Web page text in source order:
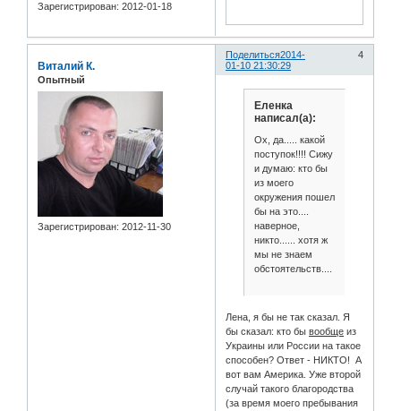
Зарегистрирован: 2012-01-18
Поделиться 4
2014-
01-10 21:30:29
Виталий К.
Опытный
Зарегистрирован: 2012-11-30
Еленка
написал(а):
Ох, да..... какой
поступок!!!! Сижу
и думаю: кто бы
из моего
окружения пошел
бы на это....
наверное,
никто...... хотя ж
мы не знаем
обстоятельств....
Лена, я бы не так сказал. Я
бы сказал: кто бывообще из
Украины или России на такое
способен? Ответ - НИКТО! А
вот вам Америка. Уже второй
случай такого благородства
(за время моего пребывания